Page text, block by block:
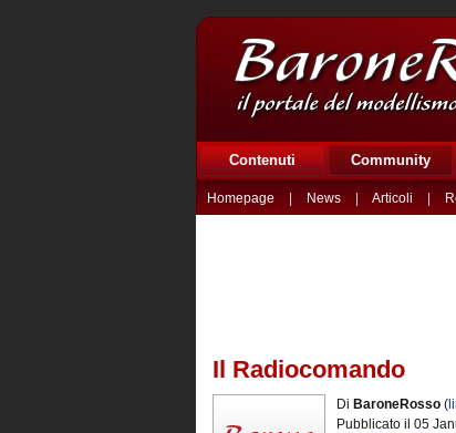
Contenuti Community
Homepage News Articoli
Il Radiocomando
Di BaroneRosso (
Pubblicato il 05